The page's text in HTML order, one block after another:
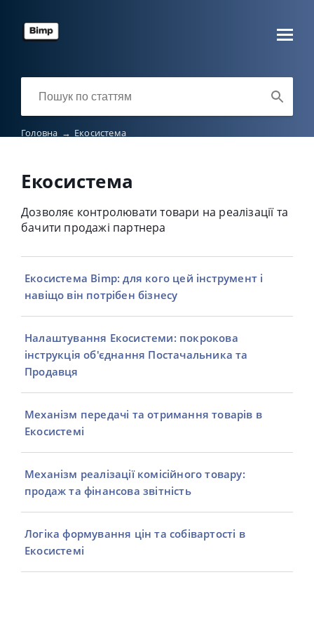
Головна → Екосистема
Екосистема
Дозволяє контролювати товари на реалізації та
бачити продажі партнера
Екосистема Bimp: для кого цей інструмент і
навіщо він потрібен бізнесу
Налаштування Екосистеми: покрокова
інструкція об'єднання Постачальника та
Продавця
Механізм передачі та отримання товарів в
Екосистемі
Механізм реалізації комісійного товару:
продаж та фінансова звітність
Логіка формування цін та собівартості в
Екосистемі